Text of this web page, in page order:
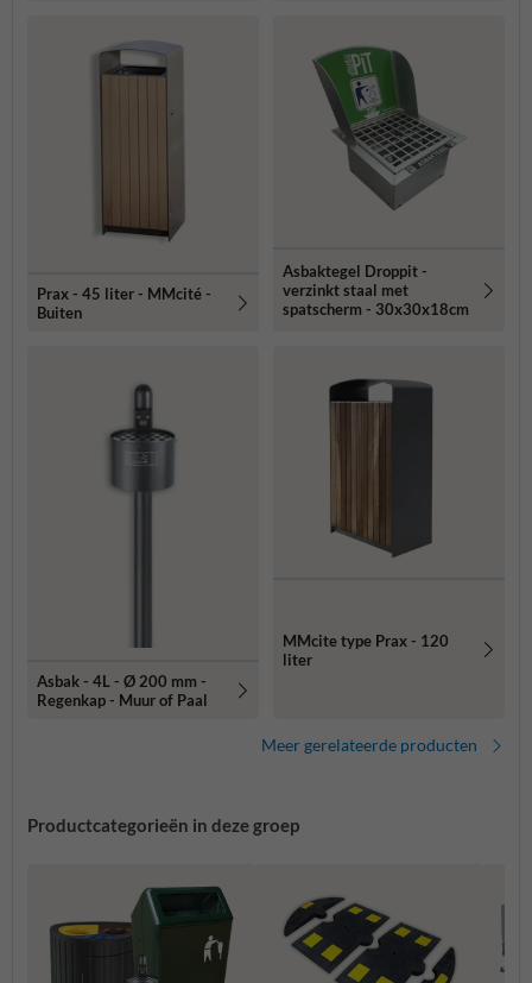
Prax - 45 liter - MMcité -
Buiten
Asbaktegel Droppit -
verzinkt staal met
spatscherm - 30x30x18cm
Asbak - 4L - Ø 200 mm -
Regenkap - Muur of Paal
MMcite type Prax - 120
liter
Meer gerelateerde producten
Productcategorieën in deze groep